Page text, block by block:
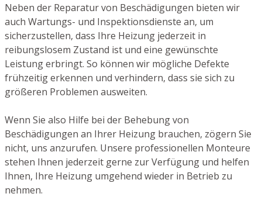
Neben der Reparatur von Beschädigungen bieten wir
auch Wartungs- und Inspektionsdienste an, um
sicherzustellen, dass Ihre Heizung jederzeit in
reibungslosem Zustand ist und eine gewünschte
Leistung erbringt. So können wir mögliche Defekte
frühzeitig erkennen und verhindern, dass sie sich zu
größeren Problemen ausweiten.
Wenn Sie also Hilfe bei der Behebung von
Beschädigungen an Ihrer Heizung brauchen, zögern Sie
nicht, uns anzurufen. Unsere professionellen Monteure
stehen Ihnen jederzeit gerne zur Verfügung und helfen
Ihnen, Ihre Heizung umgehend wieder in Betrieb zu
nehmen.